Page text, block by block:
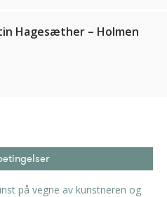
Hagesæther – Holmen
på vegne av kunstneren og